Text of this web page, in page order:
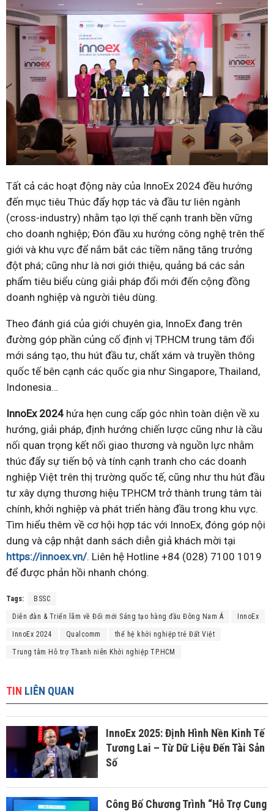
Tất cả các hoạt động này của InnoEx 2024 đều hướng
đến mục tiêu Thúc đẩy hợp tác và đầu tư liên ngành
(cross-industry) nhằm tạo lợi thế cạnh tranh bền vững
cho doanh nghiệp; Đón đầu xu hướng công nghệ trên thế
giới và khu vực để nắm bắt các tiềm năng tăng trưởng
đột phá; cũng như là nơi giới thiệu, quảng bá các sản
phẩm tiêu biểu cùng giải pháp đổi mới đến cộng đồng
doanh nghiệp và người tiêu dùng.
Theo đánh giá của giới chuyên gia, InnoEx đang trên
đường góp phần củng cố định vị TP.HCM trung tâm đổi
mới sáng tạo, thu hút đầu tư, chất xám và truyền thông
quốc tế bên cạnh các quốc gia như Singapore, Thailand,
Indonesia…
InnoEx 2024 hứa hẹn cung cấp góc nhìn toàn diện về xu
hướng, giải pháp, định hướng chiến lược cũng như là cầu
nối quan trọng kết nối giao thương và nguồn lực nhằm
thúc đẩy sự tiến bộ và tính cạnh tranh cho các doanh
nghiệp Việt trên thị trường quốc tế, cũng như thu hút đầu
tư xây dựng thương hiệu TP.HCM trở thành trung tâm tài
chính, khởi nghiệp và phát triển hàng đầu trong khu vực.
Tìm hiểu thêm về cơ hội hợp tác với InnoEx, đóng góp nội
dung và cập nhật danh sách diễn giả khách mời tại
https://innoex.vn/. Liên hệ Hotline +84 (028) 7100 1019
để được phản hồi nhanh chóng.
Tags: BSSC
Diễn đàn & Triển lãm về Đổi mới Sáng tạo hàng đầu Đông Nam Á InnoEx
InnoEx 2024 Qualcomm thế hệ khởi nghiệp trẻ Đất Việt
Trung tâm Hỗ trợ Thanh niên Khởi nghiệp TP.HCM
TIN LIÊN QUAN
InnoEx 2025: Định Hình Nền Kinh Tế
Tương Lai – Từ Dữ Liệu Đến Tài Sản
Số
Công Bố Chương Trình “Hỗ Trợ Cung